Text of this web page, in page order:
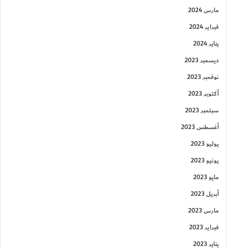
مارس 2024
فبراير 2024
يناير 2024
ديسمبر 2023
نوفمبر 2023
أكتوبر 2023
سبتمبر 2023
أغسطس 2023
يوليو 2023
يونيو 2023
مايو 2023
أبريل 2023
مارس 2023
فبراير 2023
يناير 2023